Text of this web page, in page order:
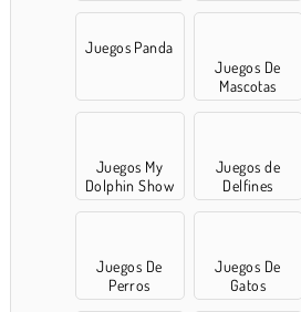
Juegos Panda
Juegos De
Mascotas
Juegos My
Dolphin Show
Juegos de
Delfines
Juegos De
Perros
Juegos De
Gatos